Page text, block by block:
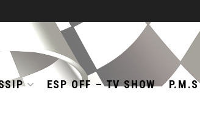
ESP OFF – TV SHOW P.M.S